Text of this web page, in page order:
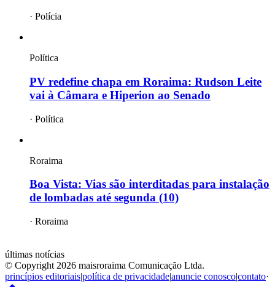
· Polícia
Política
PV redefine chapa em Roraima: Rudson Leite
vai à Câmara e Hiperion ao Senado
· Política
Roraima
Boa Vista: Vias são interditadas para instalação
de lombadas até segunda (10)
· Roraima
últimas notícias
© Copyright 2026 maisroraima Comunicação Ltda.
princípios editoriais|política de privacidade|anuncie conosco|contato·